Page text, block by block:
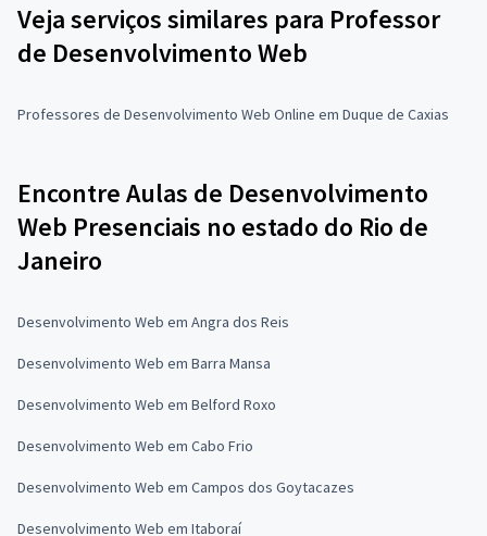
Veja serviços similares para Professor
de Desenvolvimento Web
Professores de Desenvolvimento Web Online em Duque de Caxias
Encontre Aulas de Desenvolvimento
Web Presenciais no estado do Rio de
Janeiro
Desenvolvimento Web em Angra dos Reis
Desenvolvimento Web em Barra Mansa
Desenvolvimento Web em Belford Roxo
Desenvolvimento Web em Cabo Frio
Desenvolvimento Web em Campos dos Goytacazes
Desenvolvimento Web em Itaboraí